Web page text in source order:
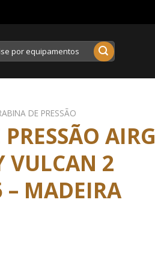
DE PRESSÃO
VULCAN 2
– MADEIRA